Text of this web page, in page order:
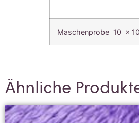
Maschenprobe 10 x
Ähnliche